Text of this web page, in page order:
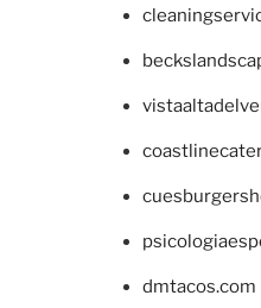
dmtacos.com